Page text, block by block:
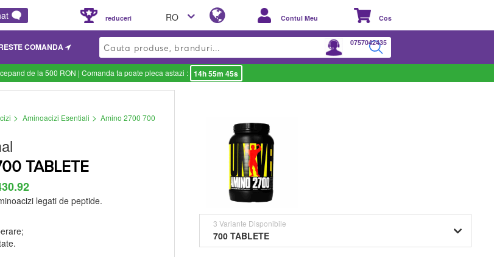
Cos
Contul Meu
RO
reduceri
0757042435
COMANDA
de la 500 RON | Comanda ta poate pleca astazi : 14h 55m 44s
> Aminoacizi Esentiali > Amino 2700 700
TABLETE
legati de peptide.
700 TABLETE
3 Variante Disponibile